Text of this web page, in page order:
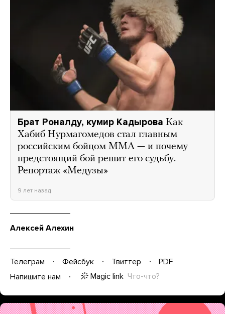
Брат Роналду, кумир Кадырова Как
Хабиб Нурмагомедов стал главным
российским бойцом ММА — и почему
предстоящий бой решит его судьбу.
Репортаж «Медузы»
9 лет назад
Алексей Алехин
Телеграм Фейсбук Твиттер
PDF
Напишите нам
Magic link Что-что?